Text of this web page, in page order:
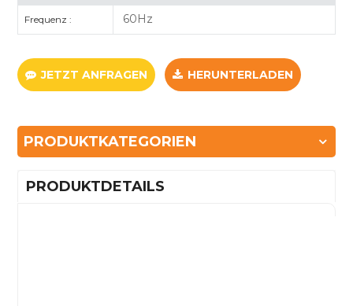
Frequenz : 60Hz
JETZT ANFRAGEN HERUNTERLADEN
PRODUKTKATEGORIEN
PRODUKTDETAILS